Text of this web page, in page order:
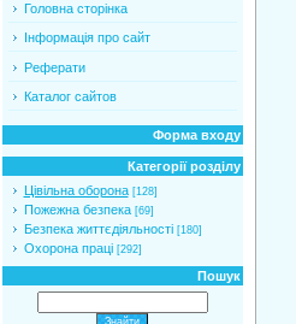
Головна сторінка
Інформація про сайт
Реферати
Каталог сайтов
Форма входу
Категорії розділу
Цівільна оборона [128]
Пожежна безпека [69]
Безпека життєдіяльності [180]
Охорона праці [292]
Пошук